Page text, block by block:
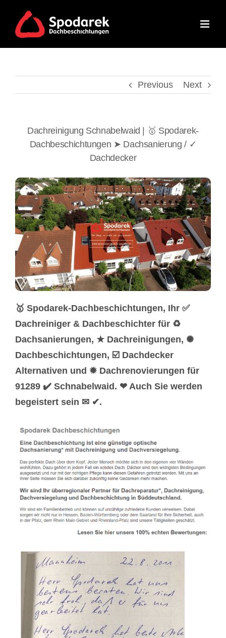
content
Previous Next
Dachreinigung Schnabelwaid | 🥇 Spodarek-
Dachbeschichtungen ➤ Dachsanierung / ✓
Dachdecker
🥇 Spodarek-Dachbeschichtungen, Ihr ✅
Dachreiniger & Dachbeschichter für ♻
Dachsanierungen, ★ Dachreinigungen, ✺
Dachbeschichtungen, ☑️ Dachdecker
Alternativen und ✹ Dachrenovierungen für
91289 ✔️ Schnabelwaid. ❤ Auch Sie werden
begeistert sein ✉ ✔.